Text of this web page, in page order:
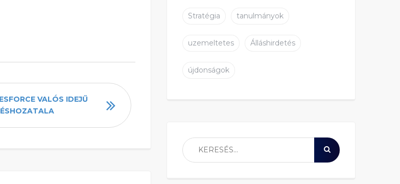
VALÓS IDEJŰ
Stratégia tanulmányok
uzemeltetes Álláshirdetés
újdonságok